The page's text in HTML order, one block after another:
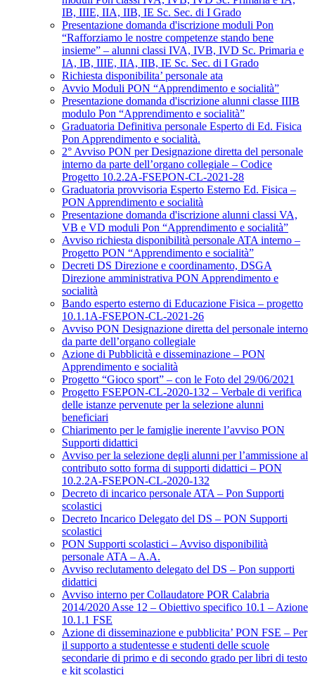
IB, IIIE, IIA, IIB, IE Sc. Sec. di I Grado
Presentazione domanda d'iscrizione moduli Pon
“Rafforziamo le nostre competenze stando bene
insieme” – alunni classi IVA, IVB, IVD Sc. Primaria e
IA, IB, IIIE, IIA, IIB, IE Sc. Sec. di I Grado
Richiesta disponibilita’ personale ata
Avvio Moduli PON “Apprendimento e socialità”
Presentazione domanda d'iscrizione alunni classe IIIB
modulo Pon “Apprendimento e socialità”
Graduatoria Definitiva personale Esperto di Ed. Fisica
Pon Apprendimento e socialità.
2° Avviso PON per Designazione diretta del personale
interno da parte dell’organo collegiale – Codice
Progetto 10.2.2A-FSEPON-CL-2021-28
Graduatoria provvisoria Esperto Esterno Ed. Fisica –
PON Apprendimento e socialità
Presentazione domanda d'iscrizione alunni classi VA,
VB e VD moduli Pon “Apprendimento e socialità”
Avviso richiesta disponibilità personale ATA interno –
Progetto PON “Apprendimento e socialità”
Decreti DS Direzione e coordinamento, DSGA
Direzione amministrativa PON Apprendimento e
socialità
Bando esperto esterno di Educazione Fisica – progetto
10.1.1A-FSEPON-CL-2021-26
Avviso PON Designazione diretta del personale interno
da parte dell’organo collegiale
Azione di Pubblicità e disseminazione – PON
Apprendimento e socialità
Progetto “Gioco sport” – con le Foto del 29/06/2021
Progetto FSEPON-CL-2020-132 – Verbale di verifica
delle istanze pervenute per la selezione alunni
beneficiari
Chiarimento per le famiglie inerente l’avviso PON
Supporti didattici
Avviso per la selezione degli alunni per l’ammissione al
contributo sotto forma di supporti didattici – PON
10.2.2A-FSEPON-CL-2020-132
Decreto di incarico personale ATA – Pon Supporti
scolastici
Decreto Incarico Delegato del DS – PON Supporti
scolastici
PON Supporti scolastici – Avviso disponibilità
personale ATA – A.A.
Avviso reclutamento delegato del DS – Pon supporti
didattici
Avviso interno per Collaudatore POR Calabria
2014/2020 Asse 12 – Obiettivo specifico 10.1 – Azione
10.1.1 FSE
Azione di disseminazione e pubblicita’ PON FSE – Per
il supporto a studentesse e studenti delle scuole
secondarie di primo e di secondo grado per libri di testo
e kit scolastici